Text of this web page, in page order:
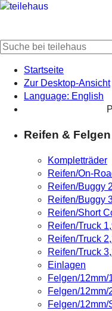
Startseite
Zur Desktop-Ansicht
Language: English
Reifen & Felgen
Kompletträder
Reifen/On-
Reifen/Buggy
Reifen/Buggy
Reifen/Short
Reifen/Truck
Reifen/Truck
Reifen/Truck
Einlagen
Felgen/12mm/
Felgen/12mm/
Felgen/12mm/